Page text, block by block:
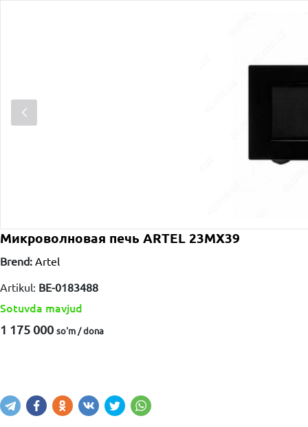
Микроволновая печь ARTEL 23MX39
Brend: Artel
Artikul: ВЕ-0183488
Sotuvda mavjud
1 175 000 so'm / dona